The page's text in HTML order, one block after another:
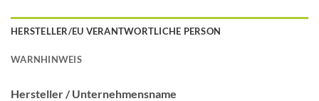
HERSTELLER/EU VERANTWORTLICHE PERSON
WARNHINWEIS
Hersteller /Unternehmensname